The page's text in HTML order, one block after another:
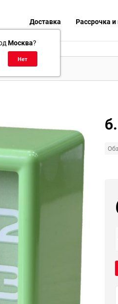
Москва?
Доставка Рассрочка